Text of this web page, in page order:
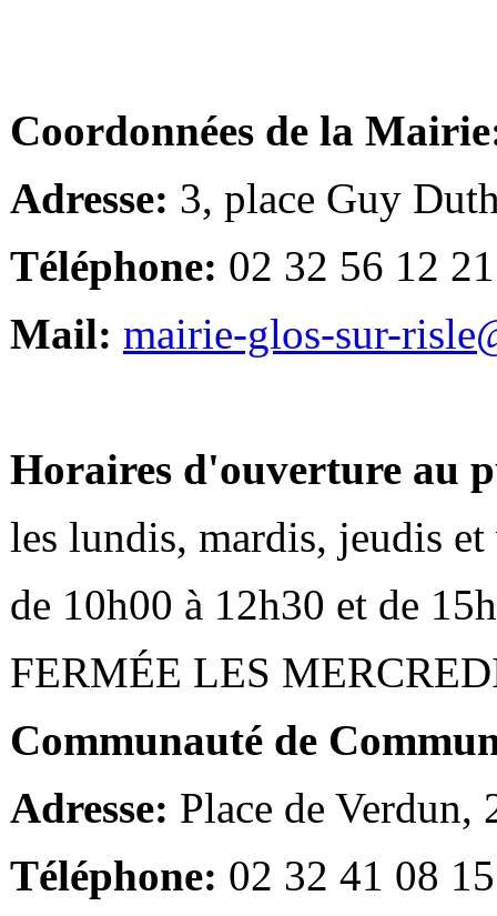
Coordonnées de la
Adresse: 3, place Guy
Téléphone: 02 32 56 12 21
Mail: mairie-glos-sur-
Horaires d'ouverture au
les lundis, mardis, jeudis et
de 10h00 à 12h30 et de
FERMÉE LES
Communauté de
Adresse: Place de Verdun,
Téléphone: 02 32 41 08 15